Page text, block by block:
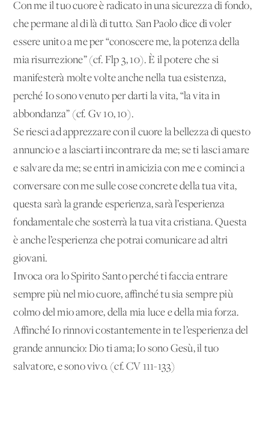
Con me il tuo cuore è radicato in una sicurezza di fondo,
che permane al di là di tutto. San Paolo dice di voler
essere unito a me per “conoscere me, la potenza della
mia risurrezione” (cf. Flp 3, 10). È il potere che si
manifesterà molte volte anche nella tua esistenza,
perché Io sono venuto per darti la vita, “la vita in
abbondanza” (cf. Gv 10, 10).
Se riesci ad apprezzare con il cuore la bellezza di questo
annuncio e a lasciarti incontrare da me; se ti lasci amare
e salvare da me; se entri in amicizia con me e cominci a
conversare con me sulle cose concrete della tua vita,
questa sarà la grande esperienza, sarà l’esperienza
fondamentale che sosterrà la tua vita cristiana. Questa
è anche l’esperienza che potrai comunicare ad altri
giovani.
Invoca ora lo Spirito Santo perché ti faccia entrare
sempre più nel mio cuore, affinché tu sia sempre più
colmo del mio amore, della mia luce e della mia forza.
Affinché Io rinnovi costantemente in te l’esperienza del
grande annuncio: Dio ti ama; Io sono Gesù, il tuo
salvatore, e sono vivo. (cf. CV 111-133)